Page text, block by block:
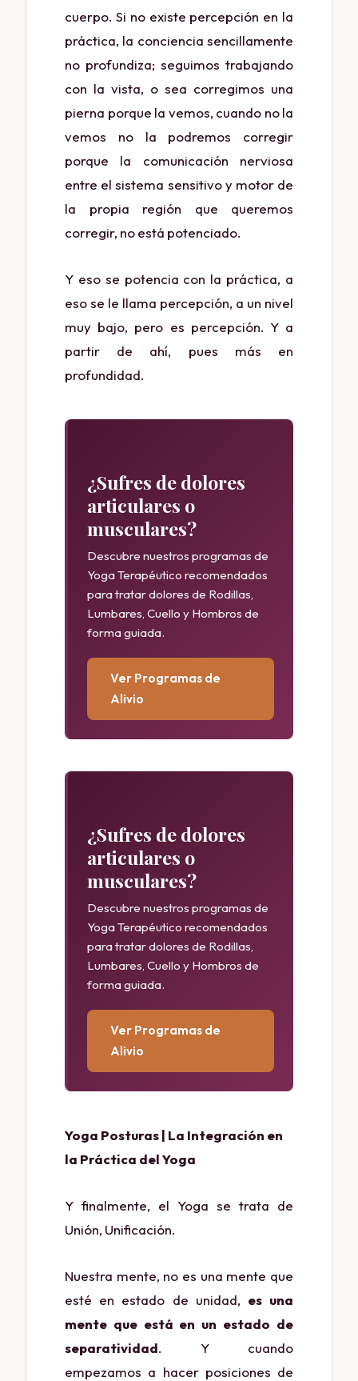
cuerpo. Si no existe percepción en la
práctica, la conciencia sencillamente
no profundiza; seguimos trabajando
con la vista, o sea corregimos una
pierna porque la vemos, cuando no la
vemos no la podremos corregir
porque la comunicación nerviosa
entre el sistema sensitivo y motor de
la propia región que queremos
corregir, no está potenciado.
Y eso se potencia con la práctica, a
eso se le llama percepción, a un nivel
muy bajo, pero es percepción. Y a
partir de ahí, pues más en
profundidad.
¿Sufres de dolores
articulares o
musculares?
Descubre nuestros programas de
Yoga Terapéutico recomendados
para tratar dolores de Rodillas,
Lumbares, Cuello y Hombros de
forma guiada.
Ver Programas de
Alivio
¿Sufres de dolores
articulares o
musculares?
Descubre nuestros programas de
Yoga Terapéutico recomendados
para tratar dolores de Rodillas,
Lumbares, Cuello y Hombros de
forma guiada.
Ver Programas de
Alivio
Yoga Posturas | La Integración en
la Práctica del Yoga
Y finalmente, el Yoga se trata de
Unión, Unificación.
Nuestra mente, no es una mente que
esté en estado de unidad, es una
mente que está en un estado de
separatividad. Y cuando
empezamos a hacer posiciones de